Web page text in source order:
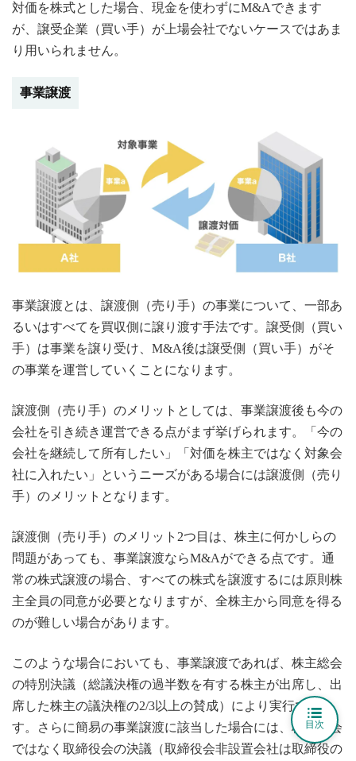
対価を株式とした場合、現金を使わずにM&Aできます
が、譲受企業（買い手）が上場会社でないケースではあま
り用いられません。
事業譲渡
事業譲渡とは、譲渡側（売り手）の事業について、一部あ
るいはすべてを買収側に譲り渡す手法です。譲受側（買い
手）は事業を譲り受け、M&A後は譲受側（買い手）がそ
の事業を運営していくことになります。
譲渡側（売り手）のメリットとしては、事業譲渡後も今の
会社を引き続き運営できる点がまず挙げられます。「今の
会社を継続して所有したい」「対価を株主ではなく対象会
社に入れたい」というニーズがある場合には譲渡側（売り
手）のメリットとなります。
譲渡側（売り手）のメリット2つ目は、株主に何かしらの
問題があっても、事業譲渡ならM&Aができる点です。通
常の株式譲渡の場合、すべての株式を譲渡するには原則株
主全員の同意が必要となりますが、全株主から同意を得る
のが難しい場合があります。
このような場合においても、事業譲渡であれば、株主総会
の特別決議（総議決権の過半数を有する株主が出席し、出
席した株主の議決権の2/3以上の賛成）により実行できま
す。さらに簡易の事業譲渡に該当した場合には、株主総会
ではなく取締役会の決議（取締役会非設置会社は取締役の
目次